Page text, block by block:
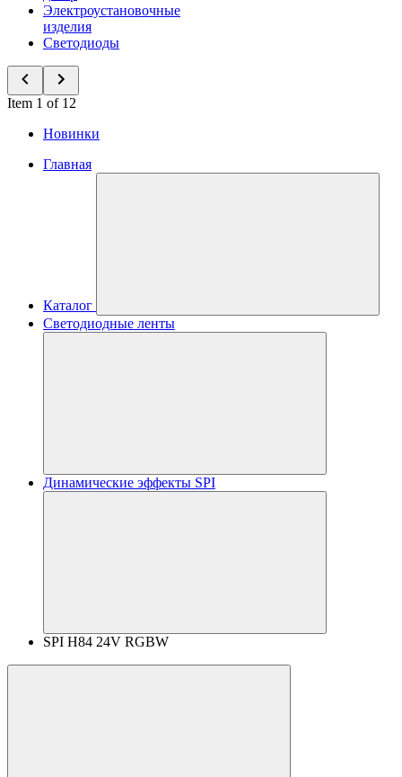
Электроустановочные
изделия
Светодиоды
Item 1 of 12
Новинки
Главная
Каталог
Светодиодные ленты
Динамические эффекты SPI
SPI H84 24V RGBW